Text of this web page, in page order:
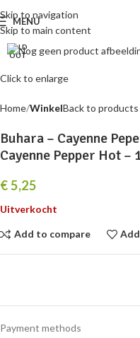
Skip to navigation
Skip to main content
MENU
SOLD
OUT
Click to enlarge
Home WinkelBack to products
Buhara – Cayenne
Cayenne Pepper Hot –
€5,25
Uitverkocht
Add to compare
Payment methods